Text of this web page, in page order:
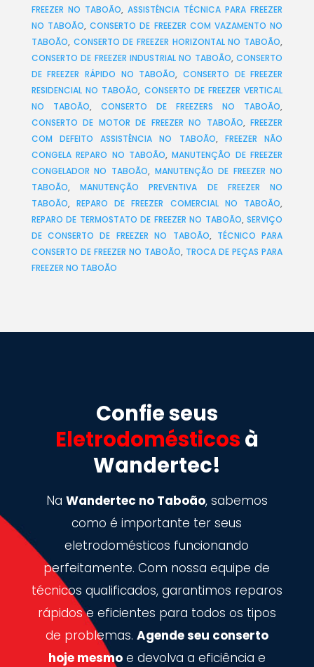
FREEZER NO TABOÃO,ASSISTÊNCIA TÉCNICA PARA FREEZER
NO TABOÃO,CONSERTO DE FREEZER COM VAZAMENTO NO
TABOÃO, CONSERTO DE FREEZER HORIZONTAL NO TABOÃO,
CONSERTO DE FREEZER INDUSTRIAL NO TABOÃO,CONSERTO
DE FREEZER RÁPIDO NO TABOÃO, CONSERTO DE FREEZER
RESIDENCIAL NO TABOÃO, CONSERTO DE FREEZER VERTICAL
NO TABOÃO, CONSERTO DE FREEZERS NO TABOÃO,
CONSERTO DE MOTOR DE FREEZER NO TABOÃO,FREEZER
COM DEFEITO ASSISTÊNCIA NO TABOÃO, FREEZER NÃO
CONGELA REPARO NO TABOÃO,MANUTENÇÃO DE FREEZER
CONGELADOR NO TABOÃO, MANUTENÇÃO DE FREEZER NO
TABOÃO,MANUTENÇÃO PREVENTIVA DE FREEZER NO
TABOÃO,REPARO DE FREEZER COMERCIAL NO TABOÃO,
REPARO DE TERMOSTATO DE FREEZER NO TABOÃO,SERVIÇO
DE CONSERTO DE FREEZER NO TABOÃO, TÉCNICO PARA
CONSERTO DE FREEZER NO TABOÃO, TROCA DE PEÇAS PARA
FREEZER NO TABOÃO
Confie seus
Eletrodomésticos à
Wandertec!
Na Wandertec no Taboão, sabemos
como é importante ter seus
eletrodomésticos funcionando
perfeitamente. Com nossa equipe de
técnicos qualificados, garantimos reparos
rápidos e eficientes para todos os tipos
de problemas. Agende seu conserto
hoje mesmoe devolva a eficiência e